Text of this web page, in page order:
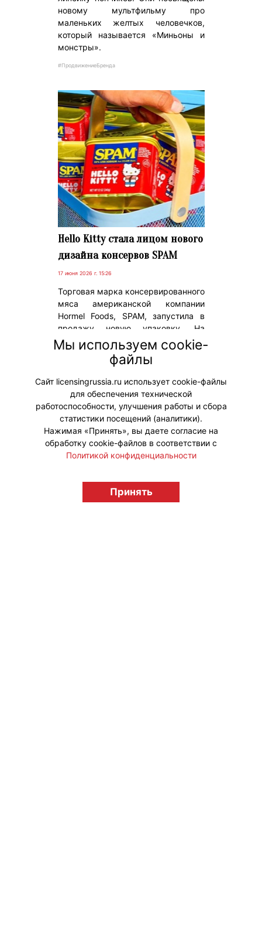
новому мультфильму про
маленьких желтых человечков,
который называется «Миньоны и
монстры».
#ПродвижениеБренда
Hello Kitty стала лицом нового
дизайна консервов SPAM
17 июня 2026 г. 15:26
Торговая марка консервированного
мяса американской компании
Hormel Foods, SPAM, запустила в
продажу новую упаковку. На
лимитированной железной баночке
изображен самый знаменитый
персонаж компании Sanrio – Hello
Kitty.
#Коллаборации #ПродвижениеБренда
licensingrussia.ru, 2009-2026 12+
Мы используем cookie-
файлы
Сайт licensingrussia.ru использует cookie-файлы
для обеспечения технической
работоспособности, улучшения работы и сбора
статистики посещений (аналитики).
Нажимая «Принять», вы даете согласие на
обработку cookie-файлов в соответствии с
Политикой конфиденциальности
Принять